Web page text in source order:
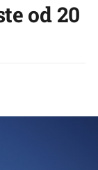
od 20